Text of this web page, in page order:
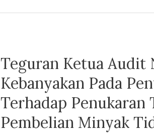
Teguran Ketua Audit
Kebanyakan Pada
Terhadap Penukaran
Pembelian Minyak